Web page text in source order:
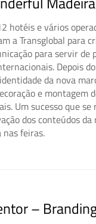
hotéis e vários
a Transglobal para
para servir de
Depois
da nova
e montagem
Um sucesso que se
dos conteúdos
nas feiras.
–